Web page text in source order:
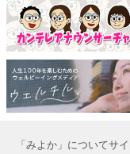
「みよか」についてサ